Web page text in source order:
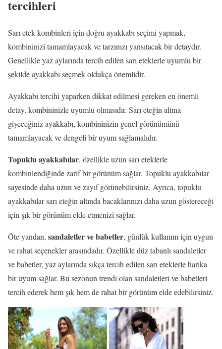
tercihleri
Sarı etek kombinleri için doğru ayakkabı seçimi yapmak,
kombininizi tamamlayacak ve tarzınızı yansıtacak bir detaydır.
Genellikle yaz aylarında tercih edilen sarı eteklerle uyumlu bir
şekilde ayakkabı seçmek oldukça önemlidir.
Ayakkabı tercihi yaparken dikkat edilmesi gereken en önemli
detay, kombininizle uyumlu olmasıdır. Sarı eteğin altına
giyeceğiniz ayakkabı, kombininizin genel görünümünü
tamamlayacak ve dengeli bir uyum sağlamalıdır.
Topuklu ayakkabılar, özellikle uzun sarı eteklerle
kombinlendiğinde zarif bir görünüm sağlar. Topuklu ayakkabılar
sayesinde daha uzun ve zayıf görünebilirsiniz. Ayrıca, topuklu
ayakkabılar sarı eteğin altında bacaklarınızı daha uzun göstereceği
için şık bir görünüm elde etmenizi sağlar.
Öte yandan, sandaletler ve babetler, günlük kullanım için uygun
ve rahat seçenekler arasındadır. Özellikle düz tabanlı sandaletler
ve babetler, yaz aylarında sıkça tercih edilen sarı eteklerle harika
bir uyum sağlar. Bu sezonun trendi olan sandaletleri ve babetleri
tercih ederek hem şık hem de rahat bir görünüm elde edebilirsiniz.